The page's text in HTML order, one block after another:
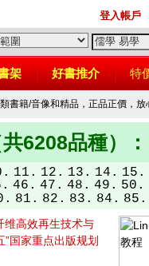
登入帳戶
架 好書推介 特
書籍/音像和精品，正品正價，
6208品種）：
11. 12. 13. 14. 15.
46. 47. 48. 49. 50.
81. 82. 83. 84. 85.
维高效再生技术与
”国家重点出版规划